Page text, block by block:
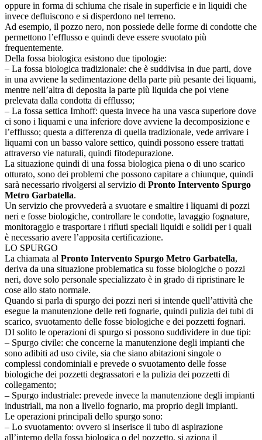
oppure in forma di schiuma che risale in superficie e in liquidi che
invece defluiscono e si disperdono nel terreno.
Ad esempio, il pozzo nero, non possiede delle forme di condotte che
permettono l’efflusso e quindi deve essere svuotato più
frequentemente.
Della fossa biologica esistono due tipologie:
– La fossa biologica tradizionale: che è suddivisa in due parti, dove
in una avviene la sedimentazione della parte più pesante dei liquami,
mentre nell’altra di deposita la parte più liquida che poi viene
prelevata dalla condotta di efflusso;
– La fossa settica Imhoff: questa invece ha una vasca superiore dove
ci sono i liquami e una inferiore dove avviene la decomposizione e
l’efflusso; questa a differenza di quella tradizionale, vede arrivare i
liquami con un basso valore settico, quindi possono essere trattati
attraverso vie naturali, quindi fitodepurazione.
La situazione quindi di una fossa biologica piena o di uno scarico
otturato, sono dei problemi che possono capitare a chiunque, quindi
sarà necessario rivolgersi al servizio di Pronto Intervento Spurgo
Metro Garbatella.
Un servizio che provvederà a svuotare e smaltire i liquami di pozzi
neri e fosse biologiche, controllare le condotte, lavaggio fognature,
monitoraggio e trasportare i rifiuti speciali liquidi e solidi per i quali
è necessario avere l’apposita certificazione.
LO SPURGO
La chiamata al Pronto Intervento Spurgo Metro Garbatella,
deriva da una situazione problematica su fosse biologiche o pozzi
neri, dove solo personale specializzato è in grado di ripristinare le
cose allo stato normale.
Quando si parla di spurgo dei pozzi neri si intende quell’attività che
esegue la manutenzione delle reti fognarie, quindi pulizia dei tubi di
scarico, svuotamento delle fosse biologiche e dei pozzetti fognari.
DI solito le operazioni di spurgo si possono suddividere in due tipi:
– Spurgo civile: che concerne la manutenzione degli impianti che
sono adibiti ad uso civile, sia che siano abitazioni singole o
complessi condominiali e prevede o svuotamento delle fosse
biologiche dei pozzetti degrassatori e la pulizia dei pozzetti di
collegamento;
– Spurgo industriale: prevede invece la manutenzione degli impianti
industriali, ma non a livello fognario, ma proprio degli impianti.
Le operazioni principali dello spurgo sono:
– Lo svuotamento: ovvero si inserisce il tubo di aspirazione
all’interno della fossa biologica o del pozzetto, si aziona il